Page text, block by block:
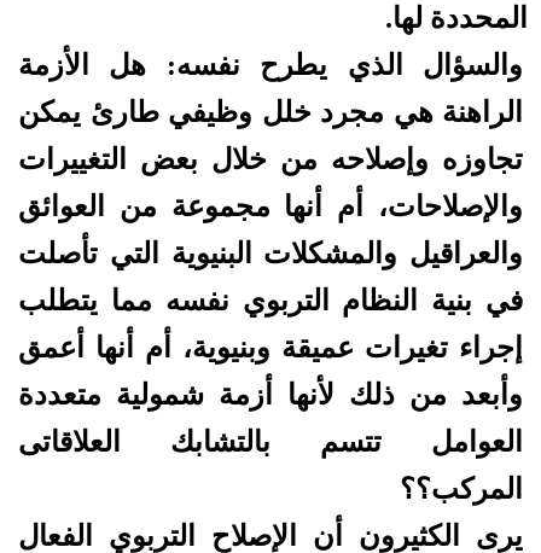
المحددة لها.
والسؤال الذي يطرح نفسه: هل الأزمة
الراهنة هي مجرد خلل وظيفي طارئ يمكن
تجاوزه وإصلاحه من خلال بعض التغييرات
والإصلاحات، أم أنها مجموعة من العوائق
والعراقيل والمشكلات البنيوية التي تأصلت
في بنية النظام التربوي نفسه مما يتطلب
إجراء تغيرات عميقة وبنيوية، أم أنها أعمق
وأبعد من ذلك لأنها أزمة شمولية متعددة
العوامل تتسم بالتشابك العلاقاتى
المركب؟؟
يرى الكثيرون أن الإصلاح التربوي الفعال